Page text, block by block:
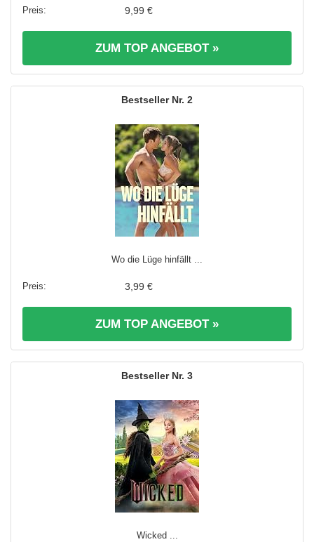
9,99 €
ZUM TOP ANGEBOT »
2
Wo die Lüge hinfällt ...
3,99 €
ZUM TOP ANGEBOT »
3
Wicked ...